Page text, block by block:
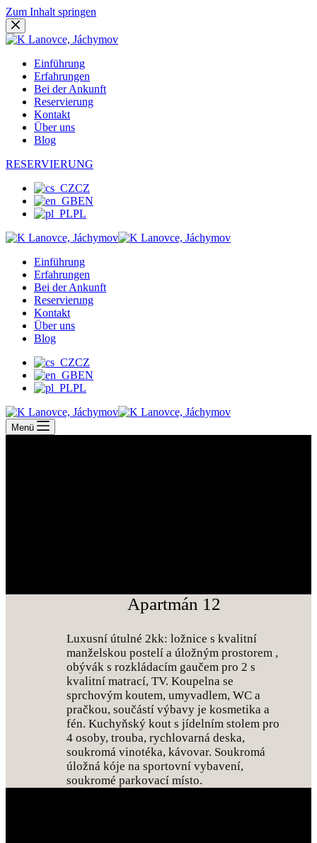
Zum Inhalt springen
Einführung
Erfahrungen
Bei der Ankunft
Reservierung
Kontakt
Über uns
Blog
RESERVIERUNG
CZ
EN
PL
Einführung
Erfahrungen
Bei der Ankunft
Reservierung
Kontakt
Über uns
Blog
CZ
EN
PL
Menü
Apartmán 12
Luxusní útulné 2kk: ložnice s kvalitní
manželskou postelí a úložným prostorem ,
obývák s rozkládacím gaučem pro 2 s
kvalitní matrací, TV. Koupelna se
sprchovým koutem, umyvadlem, WC a
pračkou, součástí výbavy je kosmetika a
fén. Kuchyňský kout s jídelním stolem pro
4 osoby, trouba, rychlovarná deska,
soukromá vinotéka, kávovar. Soukromá
úložná kóje na sportovní vybavení,
soukromé parkovací místo.